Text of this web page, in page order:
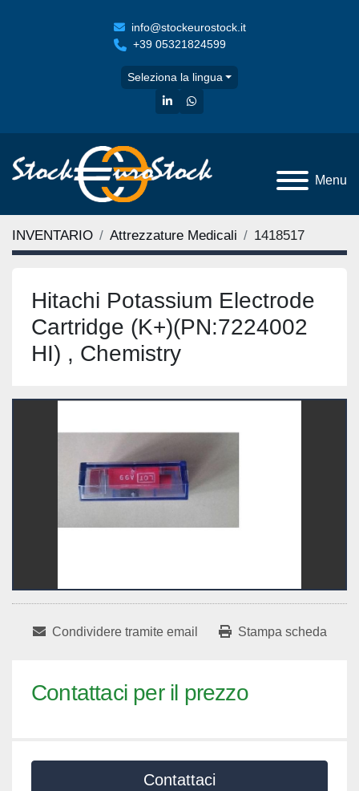
info@stockeurostock.it
+39 05321824599
Seleziona la lingua
linkedinwhatsapp
Menu
INVENTARIO Attrezzature Medicali 1418517
Hitachi Potassium Electrode
Cartridge (K+)(PN:7224002
HI) , Chemistry
Condividere tramite email Stampa scheda
Contattaci per il prezzo
Contattaci